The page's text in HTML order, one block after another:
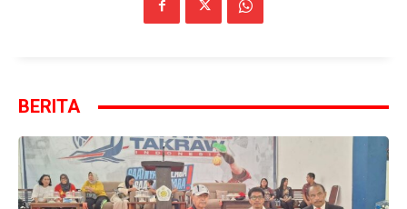
BERITA